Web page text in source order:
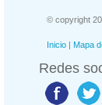
© copyright
Inicio | Mapa
Redes